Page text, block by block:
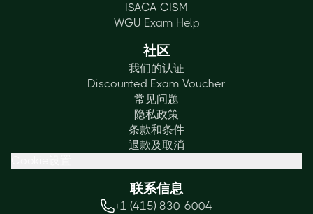
ISACA CISM
WGU Exam Help
社区
我们的认证
Discounted Exam Voucher
常见问题
隐私政策
条款和条件
退款及取消
联系信息
+1 (415) 830-6004